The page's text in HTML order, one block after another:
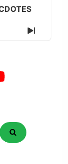
Next
Episode